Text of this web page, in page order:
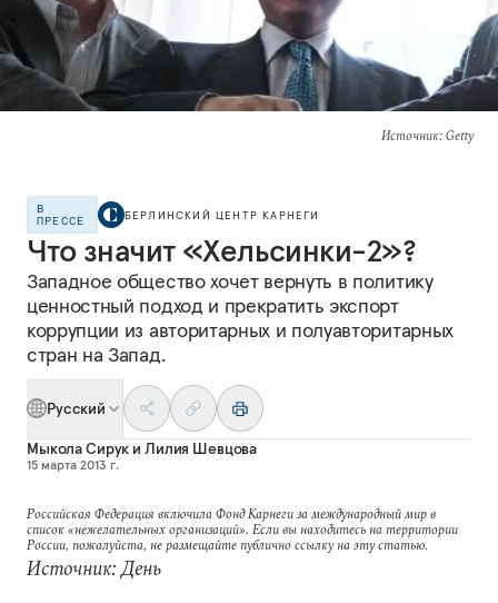
Источник: Getty
В
ПРЕССЕ
БЕРЛИНСКИЙ ЦЕНТР КАРНЕГИ
Что значит «Хельсинки-2»?
Западное общество хочет вернуть в политику
ценностный подход и прекратить экспорт
коррупции из авторитарных и полуавторитарных
стран на Запад.
Русский
Мыкола Сирук и Лилия Шевцова
15 марта 2013 г.
Российская Федерация включила Фонд Карнеги за международный мир в
список «нежелательных организаций». Если вы находитесь на территории
России, пожалуйста, не размещайте публично ссылку на эту статью.
Источник: День